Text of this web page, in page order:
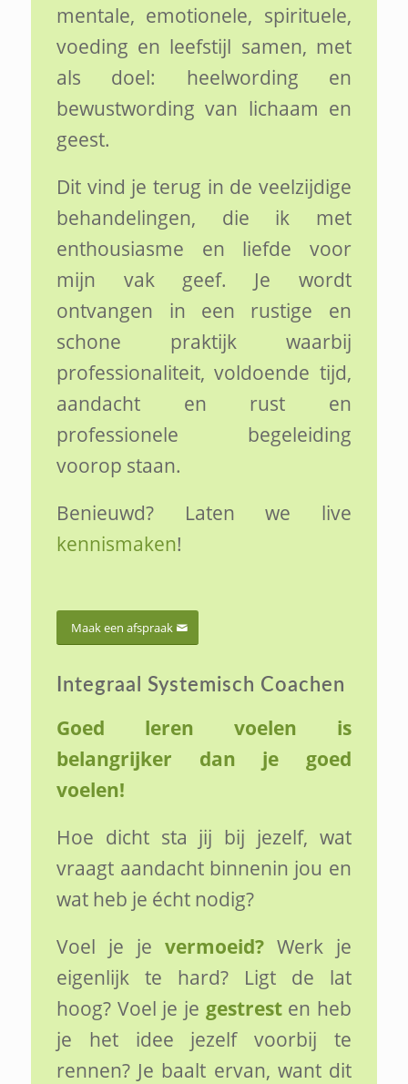
mentale, emotionele, spirituele,
voeding en leefstijl samen, met
als doel: heelwording en
bewustwording van lichaam en
geest.
Dit vind je terug in de veelzijdige
behandelingen, die ik met
enthousiasme en liefde voor
mijn vak geef. Je wordt
ontvangen in een rustige en
schone praktijk waarbij
professionaliteit, voldoende tijd,
aandacht en rust en
professionele begeleiding
voorop staan.
Benieuwd? Laten we live
kennismaken!
Maak een afspraak
Integraal Systemisch Coachen
Goed leren voelen is
belangrijker dan je goed
voelen!
Hoe dicht sta jij bij jezelf, wat
vraagt aandacht binnenin jou en
wat heb je écht nodig?
Voel je je vermoeid?Werk je
eigenlijk te hard? Ligt de lat
hoog? Voel je je gestresten heb
je het idee jezelf voorbij te
rennen? Je baalt ervan, want dit